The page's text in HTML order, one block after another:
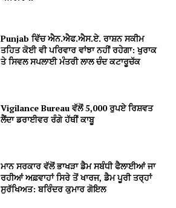
Punjab ਵਿੱਚ ਐਨ.ਐਫ.ਐਸ.ਏ. ਰਾਸ਼ਨ ਸਕੀਮ
ਤਹਿਤ ਕੋਈ ਵੀ ਪਰਿਵਾਰ ਵਾਂਝਾ ਨਹੀਂ ਰਹੇਗਾ: ਖੁਰਾਕ
ਤੇ ਸਿਵਲ ਸਪਲਾਈ ਮੰਤਰੀ ਲਾਲ ਚੰਦ ਕਟਾਰੂਚੱਕ
Vigilance Bureau ਵੱਲੋਂ 5,000 ਰੁਪਏ ਰਿਸ਼ਵਤ
ਲੈਂਦਾ ਡਰਾਈਵਰ ਰੰਗੇ ਹੱਥੀਂ ਕਾਬੂ
ਮਾਨ ਸਰਕਾਰ ਵੱਲੋਂ ਭਾਖੜਾ ਡੈਮ ਸਬੰਧੀ ਫੈਲਾਈਆਂ ਜਾ
ਰਹੀਆਂ ਅਫ਼ਵਾਹਾਂ ਸਿਰੇ ਤੋਂ ਖਾਰਜ, ਡੈਮ ਪੂਰੀ ਤਰ੍ਹਾਂ
ਸੁਰੱਖਿਅਤ: ਬਰਿੰਦਰ ਕੁਮਾਰ ਗੋਇਲ